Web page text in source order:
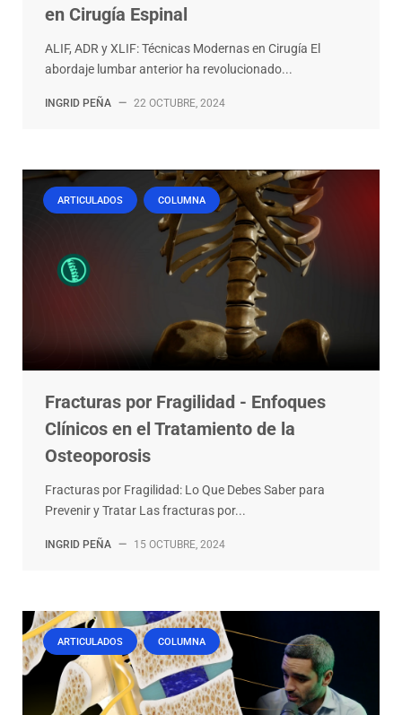
en Cirugía Espinal
ALIF, ADR y XLIF: Técnicas Modernas en Cirugía El
abordaje lumbar anterior ha revolucionado...
INGRID PEÑA — 22 OCTUBRE, 2024
ARTICULADOS COLUMNA
Fracturas por Fragilidad - Enfoques
Clínicos en el Tratamiento de la
Osteoporosis
Fracturas por Fragilidad: Lo Que Debes Saber para
Prevenir y Tratar Las fracturas por...
INGRID PEÑA — 15 OCTUBRE, 2024
ARTICULADOS COLUMNA